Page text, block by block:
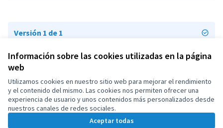
Información sobre las cookies utilizadas en la página
web
Utilizamos cookies en nuestro sitio web para mejorar el rendimiento
y el contenido del mismo. Las cookies nos permiten ofrecer una
experiencia de usuario y unos contenidos más personalizados desde
nuestros canales de redes sociales.
Aceptar todas
Versión 1 de 1
Términos y condiciones de uso
Configuración de cookies
OIDP en X
(Enlace externo)
OIDP en Facebook
(Enlace externo)
OIDP en YouTube
(Enlace externo)
Castellano
Choose languageChoisir la langueElegir el idioma